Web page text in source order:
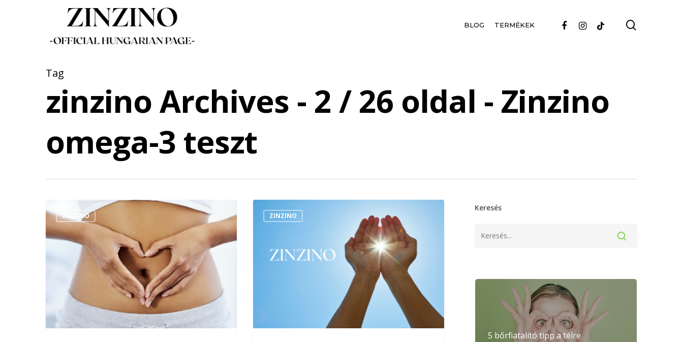
Nyomja meg az ENTERT a kereséshez
BLOG TERMÉKEK FACEBOOKINSTAGRAM
TIKTOK
Tag
zinzino Archives - 2 / 26 oldal - Zinzino
omega-3 teszt
ZINZINO ZINZINO
Keresés
5 bőrfiatalító tipp a télre